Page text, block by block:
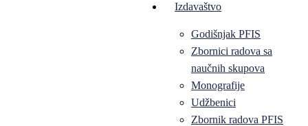
Izdavaštvo
Godišnjak PFIS
Zbornici radova sa
naučnih skupova
Monografije
Udžbenici
Zbornik radova PFIS